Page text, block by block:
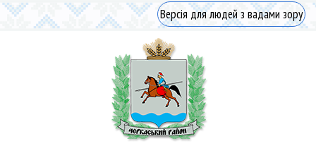
Версія для людей з вадами зору